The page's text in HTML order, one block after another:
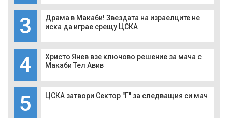
3
Драма в Макаби! Звездата на израелците не
иска да играе срещу ЦСКА
4
Христо Янев взе ключово решение за мача с
Макаби Тел Авив
5 ЦСКА затвори Сектор "Г" за следващия си мач